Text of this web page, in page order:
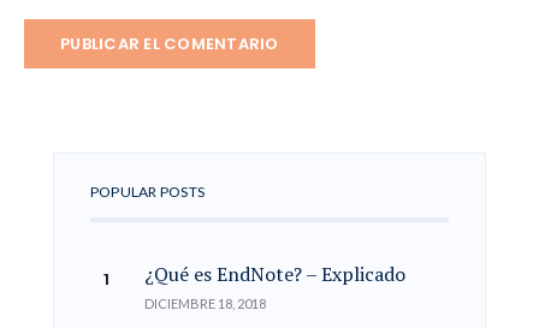
POPULAR POSTS
¿Qué es EndNote? – Explicado
DICIEMBRE 18, 2018